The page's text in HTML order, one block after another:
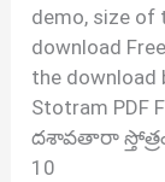
demo, size of
download
the
Stotram PDF
దశావతారా
10